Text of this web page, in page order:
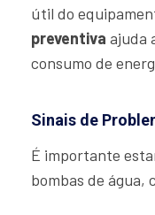
útil do
preventiva ajuda
consumo de
Sinais de
É importante
bombas de água,